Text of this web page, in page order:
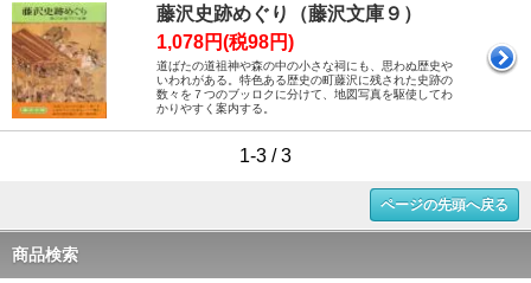
藤沢史跡めぐり（藤沢文庫９）
1,078円(税98円)
道ばたの道祖神や森の中の小さな祠にも、思わぬ歴史や
いわれがある。特色ある歴史の町藤沢に残された史跡の
数々を７つのブッロクに分けて、地図写真を駆使してわ
かりやすく案内する。
1-3 / 3
ページの先頭へ戻る
商品検索